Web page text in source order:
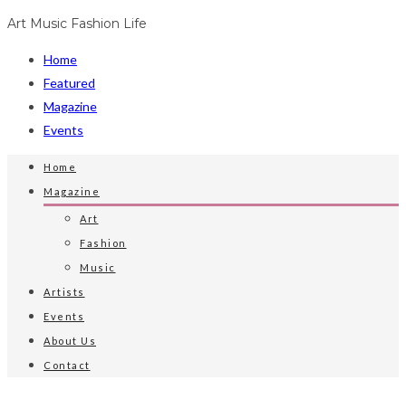
Art Music Fashion Life
Home
Featured
Magazine
Events
Home
Magazine
Art
Fashion
Music
Artists
Events
About Us
Contact